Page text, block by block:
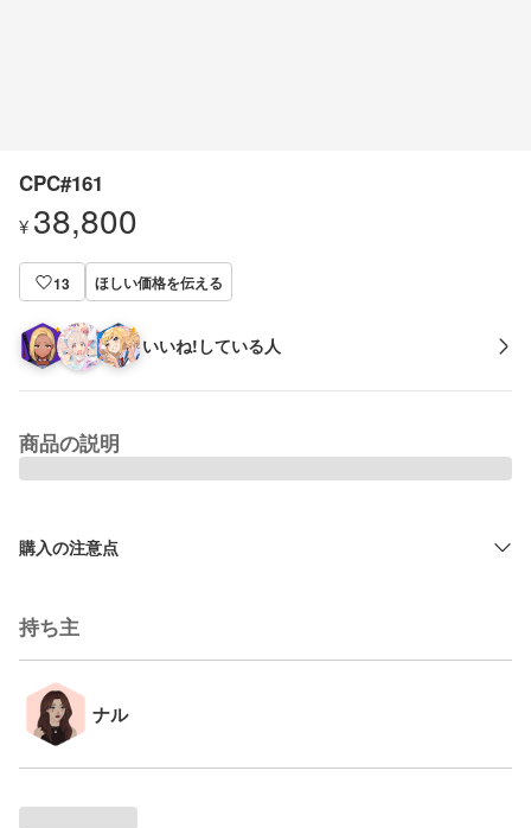
CPC#161
¥ 38,800
13 ほしい価格を伝える
いいね!している人
商品の説明
購入の注意点
持ち主
ナル